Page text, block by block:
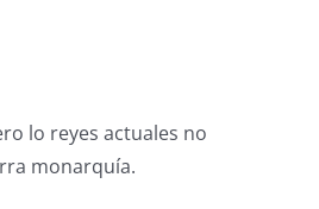
lo reyes actuales no
monarquía.